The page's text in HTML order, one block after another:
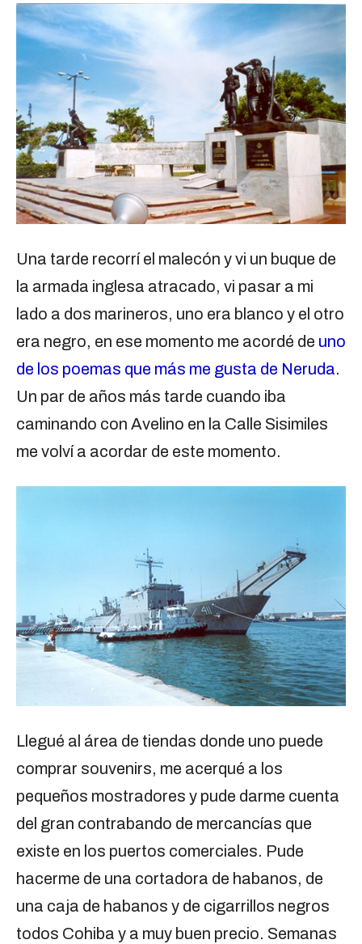
Una tarde recorrí el malecón y vi un buque de
la armada inglesa atracado, vi pasar a mi
lado a dos marineros, uno era blanco y el otro
era negro, en ese momento me acordé de uno
de los poemas que más me gusta de Neruda.
Un par de años más tarde cuando iba
caminando con Avelino en la Calle Sisimiles
me volví a acordar de este momento.
Llegué al área de tiendas donde uno puede
comprar souvenirs, me acerqué a los
pequeños mostradores y pude darme cuenta
del gran contrabando de mercancías que
existe en los puertos comerciales. Pude
hacerme de una cortadora de habanos, de
una caja de habanos y de cigarrillos negros
todos Cohiba y a muy buen precio. Semanas